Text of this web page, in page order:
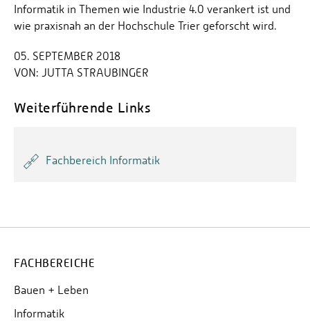
Informatik in Themen wie Industrie 4.0 verankert ist und
wie praxisnah an der Hochschule Trier geforscht wird.
05. SEPTEMBER 2018
VON: JUTTA STRAUBINGER
Weiterführende Links
Fachbereich Informatik
FACHBEREICHE
Bauen + Leben
Informatik